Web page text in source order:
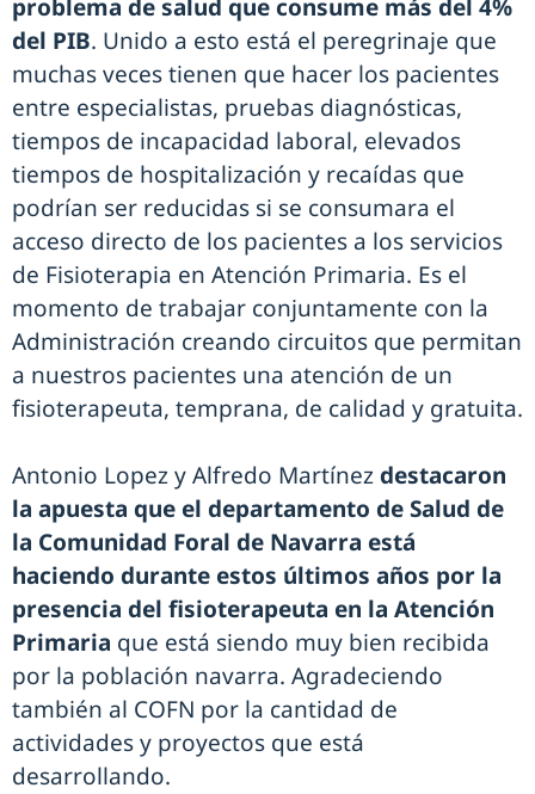
problema de salud que consume más del 4%
del PIB. Unido a esto está el peregrinaje que
muchas veces tienen que hacer los pacientes
entre especialistas, pruebas diagnósticas,
tiempos de incapacidad laboral, elevados
tiempos de hospitalización y recaídas que
podrían ser reducidas si se consumara el
acceso directo de los pacientes a los servicios
de Fisioterapia en Atención Primaria. Es el
momento de trabajar conjuntamente con la
Administración creando circuitos que permitan
a nuestros pacientes una atención de un
fisioterapeuta, temprana, de calidad y gratuita.
Antonio Lopez y Alfredo Martínez destacaron
la apuesta que el departamento de Salud de
la Comunidad Foral de Navarra está
haciendo durante estos últimos años por la
presencia del fisioterapeuta en la Atención
Primaria que está siendo muy bien recibida
por la población navarra. Agradeciendo
también al COFN por la cantidad de
actividades y proyectos que está
desarrollando.